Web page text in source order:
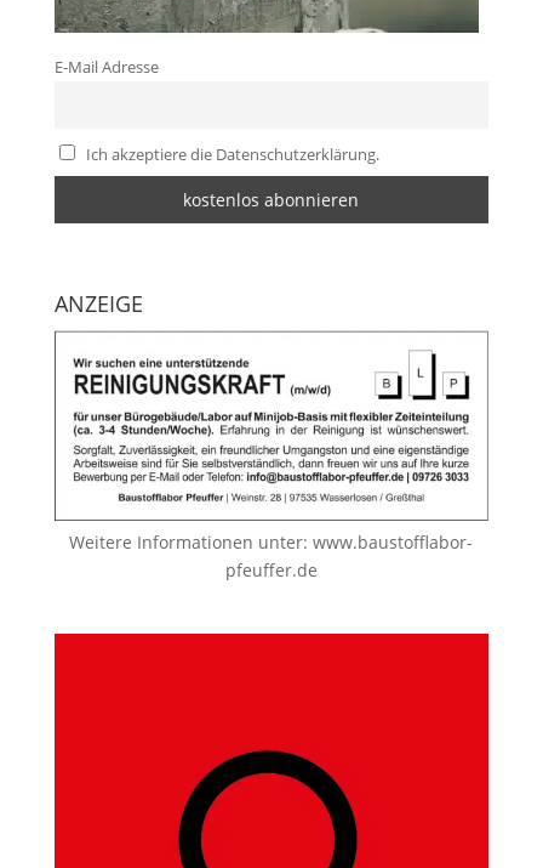
E-Mail Adresse
Ich akzeptiere die Datenschutzerklärung.
ANZEIGE
Weitere Informationen unter:www.baustofflabor-
pfeuffer.de